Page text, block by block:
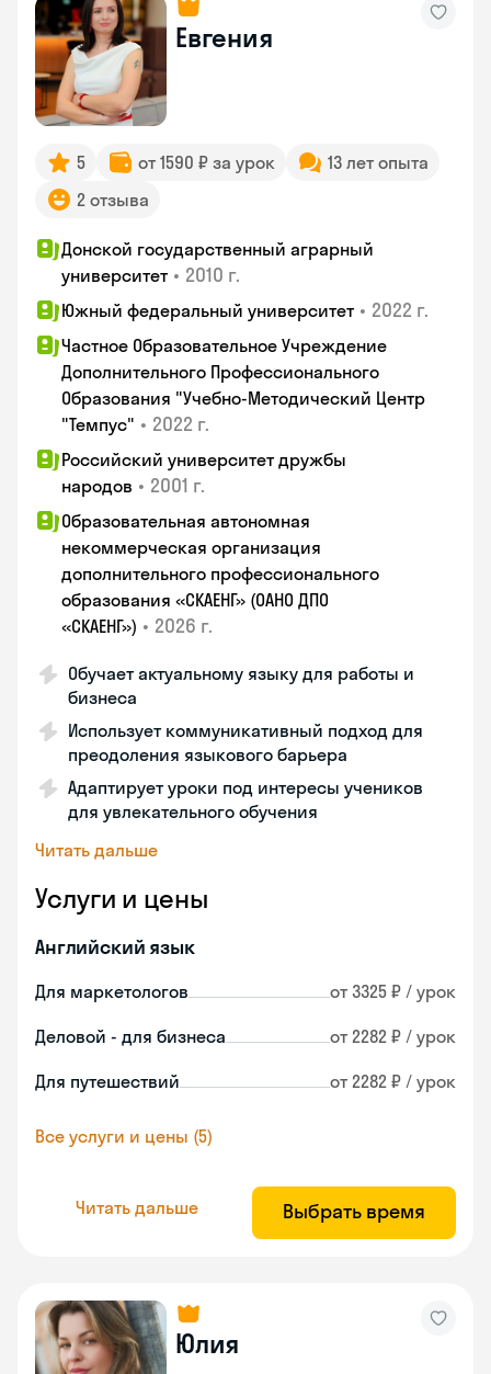
Евгения
5 от 1590 ₽ за урок
13 лет опыта
2 отзыва
Донской государственный аграрный
университет • 2010 г.
Южный федеральный университет • 2022 г.
Частное Образовательное Учреждение
Дополнительного Профессионального
Образования "Учебно-Методический Центр
"Темпус" • 2022 г.
Российский университет дружбы
народов • 2001 г.
Образовательная автономная
некоммерческая организация
дополнительного профессионального
образования «СКАЕНГ» (ОАНО ДПО
«СКАЕНГ») • 2026 г.
Обучает актуальному языку для работы и
бизнеса
Использует коммуникативный подход для
преодоления языкового барьера
Адаптирует уроки под интересы учеников
для увлекательного обучения
Читать дальше
Услуги и цены
Английский язык
Для маркетологов от 3325 ₽ / урок
Деловой - для бизнеса от 2282 ₽ / урок
Для путешествий от 2282 ₽ / урок
Все услуги и цены (5)
Читать дальше Выбрать время
Юлия